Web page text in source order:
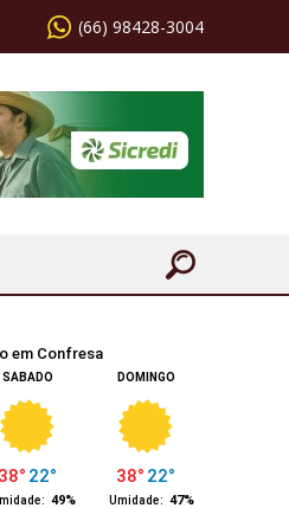
(66) 98428-3004